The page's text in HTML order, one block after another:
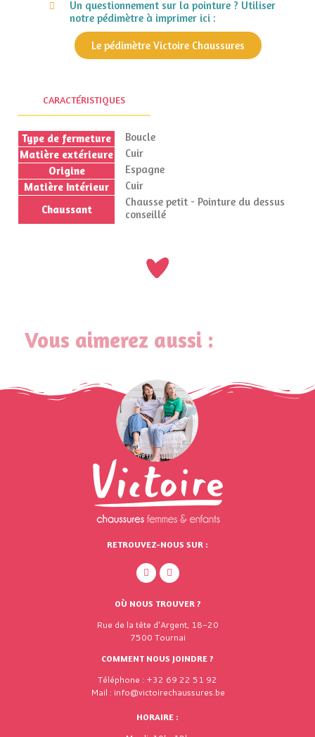
Un questionnement sur la pointure ? Utiliser
notre pédimètre à imprimer ici :
Le pédimètre Victoire Chaussures
CARACTÉRISTIQUES
Type de fermeture
Boucle
Matière extérieure
Cuir
Origine
Espagne
Matière Intérieur
Cuir
Chaussant
Chausse petit - Pointure du dessus
conseillé
Vous aimerez aussi :
RETROUVEZ-NOUS SUR :
OÙ NOUS TROUVER ?
Rue de la tête d'Argent, 18-20
7500 Tournai
COMMENT NOUS JOINDRE ?
Téléphone : +32 69 22 51 92
Mail : info@victoirechaussures.be
HORAIRE :